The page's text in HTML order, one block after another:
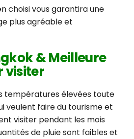
choisi vous garantira une
plus agréable et
& Meilleure
visiter
températures élevées toute
veulent faire du tourisme et
visiter pendant les mois
de pluie sont faibles et